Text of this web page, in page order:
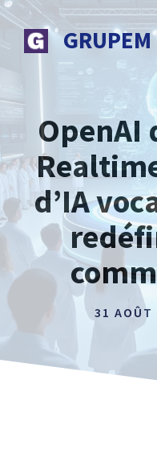
Aller
contenu
GRUPEM
OpenAI
d’IA
31 AOÛT